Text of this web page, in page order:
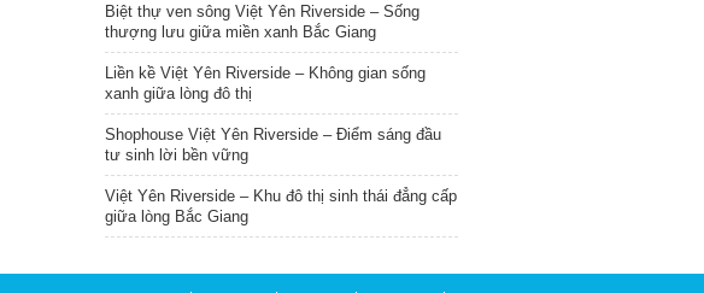
Biệt thự ven sông Việt Yên Riverside – Sống
thượng lưu giữa miền xanh Bắc Giang
Liền kề Việt Yên Riverside – Không gian sống
xanh giữa lòng đô thị
Shophouse Việt Yên Riverside – Điểm sáng đầu
tư sinh lời bền vững
Việt Yên Riverside – Khu đô thị sinh thái đẳng cấp
giữa lòng Bắc Giang